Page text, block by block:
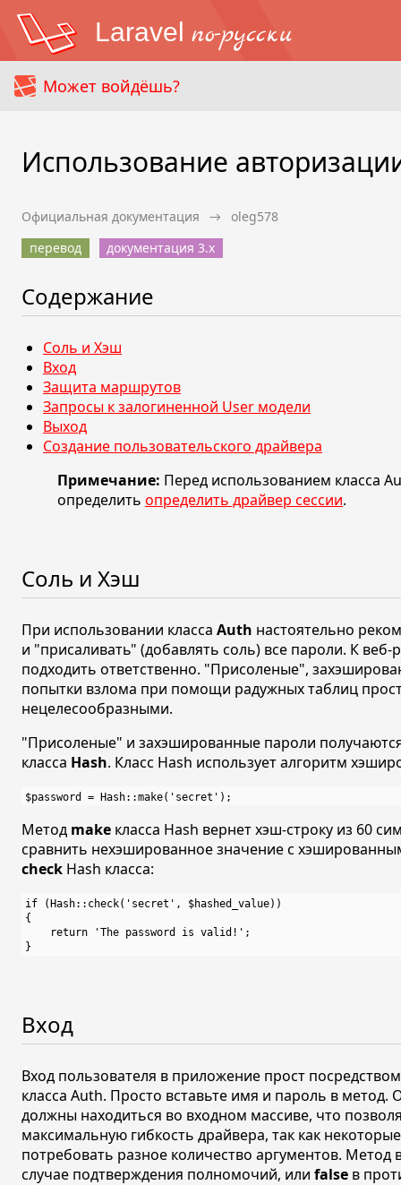
Laravel по-русски
Может войдёшь?
Использование
Официальная документация →
oleg578
перевод
документация 3.x
Содержание
Соль и Хэш
Вход
Защита маршрутов
Запросы к залогиненной User модели
Выход
Создание пользовательского драйвера
Примечание: Перед использованием класса
определить определить драйвер сессии.
Соль и Хэш
При использовании класса Auth настоятельно
и "присаливать" (добавлять соль) все пароли. К веб-
подходить ответственно. "Присоленые",
попытки взлома при помощи радужных таблиц
нецелесообразными.
"Присоленые" и захэшированные пароли
класса Hash. Класс Hash использует алгоритм
Метод make класса Hash вернет хэш-строку из 60
сравнить нехэшированное значение с
check Hash класса:
if (Hash::check('secret', $hashed_value))
{
    return 'The password is valid!';
Вход
Вход пользователя в приложение прост
класса Auth. Просто вставьте имя и пароль в метод.
должны находиться во входном массиве, что
максимальную гибкость драйвера, так как
потребовать разное количество аргументов. Метод
случае подтверждения полномочий, или false в